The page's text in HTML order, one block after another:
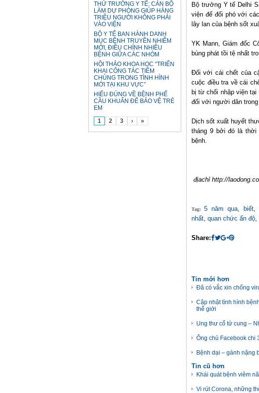
THỨ TRƯỞNG Y TẾ: CÁN BỘ
LÀM DỰ PHÒNG GIÚP HÀNG
TRIỆU NGƯỜI KHÔNG PHẢI
VÀO VIỆN
BỘ Y TẾ BAN HÀNH DANH
MỤC BỆNH TRUYỀN NHIỄM
MỚI, ĐIỀU CHỈNH NHIỀU
BỆNH GIỮA CÁC NHÓM
HỘI THẢO KHOA HỌC “TRIỂN
KHAI CÔNG TÁC TIÊM
CHỦNG TRONG TÌNH HÌNH
MỚI TẠI KHU VỰC”
HIỂU ĐÚNG VỀ BỆNH PHẾ
CẦU KHUẨN ĐỂ BẢO VỆ TRẺ
EM
1
2 3 › »
Bộ trưởng Y tế Delhi
viện để đối phó với
lây lan của bệnh sốt
YK Mann, Giám đốc
bùng phát tồi tệ nhất
Đối với cái chết của
cuộc điều tra về cái
bị từ chối nhập viện tại
đối với người dân trong
Dịch sốt xuất huyết
tháng 9 bởi đó là thời
bệnh.
địachỉ http://
Tag: 5 năm qua, biết,
nhất quan chức ấn độ
Share:
Tin mới hơn
Đã có vắc xin chống
Cập nhật tình hình
thế giới
Ung thư cổ tử cung –
Ông chủ Facebook chi
Bệnh dại – gánh nặng
Tin cũ hơn
Khái quát bệnh viêm
Vi rút Corona, những